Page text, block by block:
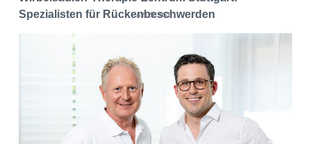
Spezialisten für Rückenbeschwerden